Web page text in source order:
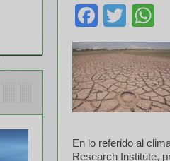
En lo referido al
Research Institute,